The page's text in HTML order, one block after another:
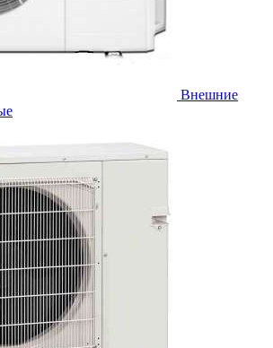
Внешние